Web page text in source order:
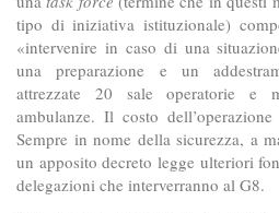
tipo di iniziativa istituzionale)
«intervenire in caso di una
una preparazione e un
attrezzate 20 sale operatorie e
ambulanze. Il costo
Sempre in nome della sicurezza, a
un apposito decreto legge ulteriori
delegazioni che interverranno al G8.